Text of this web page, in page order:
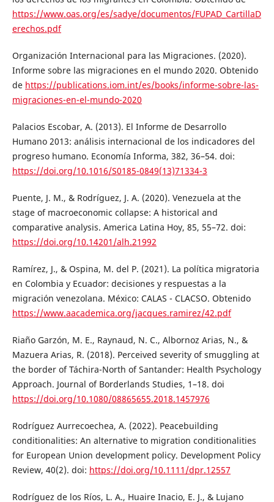
https://www.oas.org/es/sadye/documentos/FUPAD_CartillaD
erechos.pdf
Organización Internacional para las Migraciones. (2020).
Informe sobre las migraciones en el mundo 2020. Obtenido
de https://publications.iom.int/es/books/informe-sobre-las-
migraciones-en-el-mundo-2020
Palacios Escobar, A. (2013). El Informe de Desarrollo
Humano 2013: análisis internacional de los indicadores del
progreso humano. Economía Informa, 382, 36–54. doi:
https://doi.org/10.1016/S0185-0849(13)71334-3
Puente, J. M., & Rodríguez, J. A. (2020). Venezuela at the
stage of macroeconomic collapse: A historical and
comparative analysis. America Latina Hoy, 85, 55–72. doi:
https://doi.org/10.14201/alh.21992
Ramírez, J., & Ospina, M. del P. (2021). La política migratoria
en Colombia y Ecuador: decisiones y respuestas a la
migración venezolana. México: CALAS - CLACSO. Obtenido
https://www.aacademica.org/jacques.ramirez/42.pdf
Riaño Garzón, M. E., Raynaud, N. C., Albornoz Arias, N., &
Mazuera Arias, R. (2018). Perceived severity of smuggling at
the border of Táchira-North of Santander: Health Psychology
Approach. Journal of Borderlands Studies, 1–18. doi
https://doi.org/10.1080/08865655.2018.1457976
Rodríguez Aurrecoechea, A. (2022). Peacebuilding
conditionalities: An alternative to migration conditionalities
for European Union development policy. Development Policy
Review, 40(2). doi: https://doi.org/10.1111/dpr.12557
Rodríguez de los Ríos, L. A., Huaire Inacio, E. J., & Lujano